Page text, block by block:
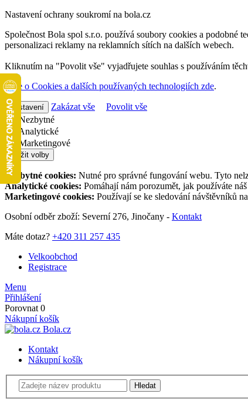
Nastavení ochrany soukromí na bola.cz
Společnost Bola spol s.r.o. používá soubory cookies a podobné
personalizaci reklamy na reklamních sítích na dalších webech.
Kliknutím na "Povolit vše" vyjadřujete souhlas s používáním
Více o Cookies a dalších používaných technologiích zde.
Nastavení Zakázat vše
Povolit vše
Nezbytné
Analytické
Marketingové
Uložit volby
Nezbytné cookies: Nutné pro správné fungování webu. Tyto
Analytické cookies: Pomáhají nám porozumět, jak používáte
Marketingové cookies: Používají se ke sledování návštěvníků
Osobní odběr zboží: Severní 276, Jinočany - Kontakt
Máte dotaz? +420 311 257 435
Velkoobchod
Registrace
Menu
Přihlášení
Porovnat 0
Nákupní košík
Bola.cz
Kontakt
Nákupní košík